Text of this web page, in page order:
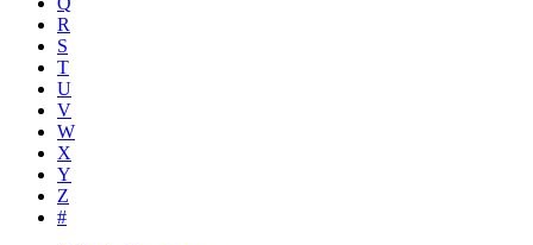
R
S
T
U
V
W
X
Y
Z
#